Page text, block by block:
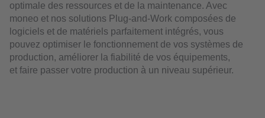
optimale des ressources et de la maintenance. Avec
moneo et nos solutions Plug-and-Work composées de
logiciels et de matériels parfaitement intégrés, vous
pouvez optimiser le fonctionnement de vos systèmes de
production, améliorer la fiabilité de vos équipements,
et faire passer votre production à un niveau supérieur.